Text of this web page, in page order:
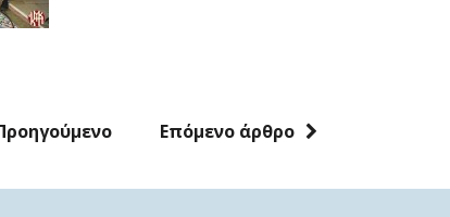
Επόμενο άρθρο